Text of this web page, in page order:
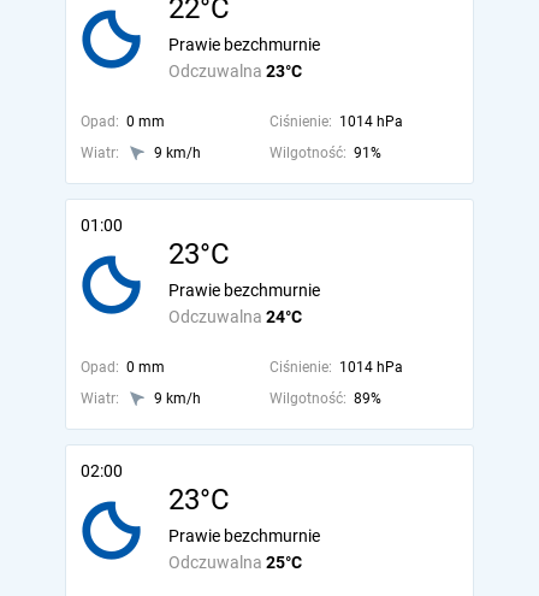
22°C
Odczuwalna 23°C
Prawie bezchmurnie
Opad: 0 mm Ciśnienie: 1014 hPa
Wiatr:
9 km/h Wilgotność: 91%
01:00
23°C
Odczuwalna 24°C
Prawie bezchmurnie
Opad: 0 mm Ciśnienie: 1014 hPa
Wiatr:
9 km/h Wilgotność: 89%
02:00
23°C
Odczuwalna 25°C
Prawie bezchmurnie